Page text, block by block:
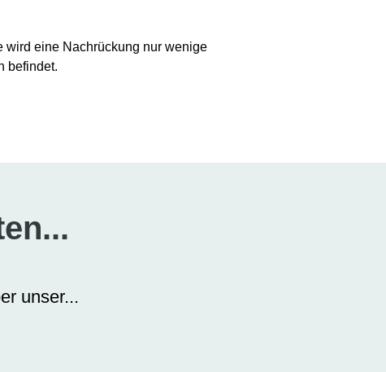
wird eine Nachrückung nur wenige
befindet.
unser...